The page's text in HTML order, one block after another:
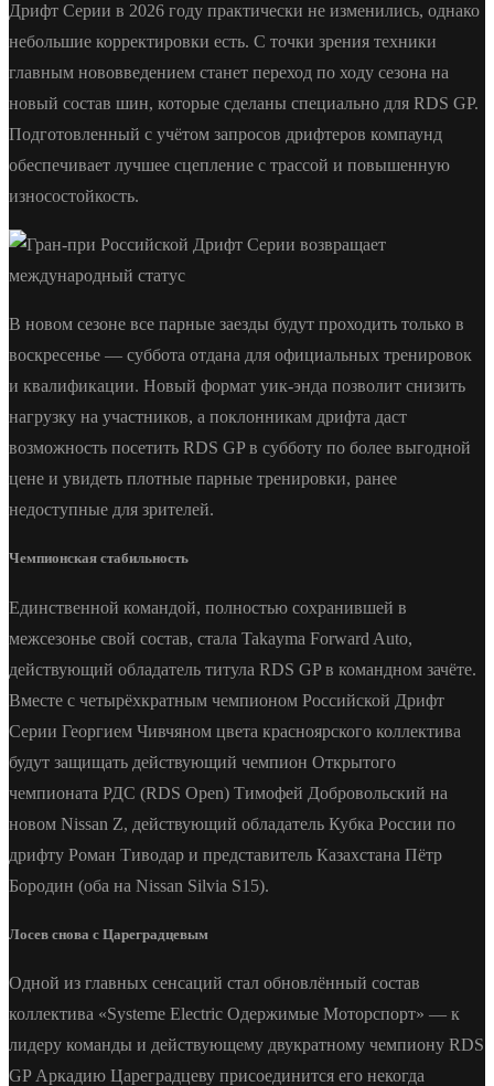
Дрифт Серии в 2026 году практически не изменились, однако
небольшие корректировки есть. С точки зрения техники
главным нововведением станет переход по ходу сезона на
новый состав шин, которые сделаны специально для RDS GP.
Подготовленный с учётом запросов дрифтеров компаунд
обеспечивает лучшее сцепление с трассой и повышенную
износостойкость.
В новом сезоне все парные заезды будут проходить только в
воскресенье — суббота отдана для официальных тренировок
и квалификации. Новый формат уик-энда позволит снизить
нагрузку на участников, а поклонникам дрифта даст
возможность посетить RDS GP в субботу по более выгодной
цене и увидеть плотные парные тренировки, ранее
недоступные для зрителей.
Чемпионская стабильность
Единственной командой, полностью сохранившей в
межсезонье свой состав, стала Takayma Forward Auto,
действующий обладатель титула RDS GP в командном зачёте.
Вместе с четырёхкратным чемпионом Российской Дрифт
Серии Георгием Чивчяном цвета красноярского коллектива
будут защищать действующий чемпион Открытого
чемпионата РДС (RDS Open) Тимофей Добровольский на
новом Nissan Z, действующий обладатель Кубка России по
дрифту Роман Тиводар и представитель Казахстана Пётр
Бородин (оба на Nissan Silvia S15).
Лосев снова с Цареградцевым
Одной из главных сенсаций стал обновлённый состав
коллектива «Systeme Electric Одержимые Моторспорт» — к
лидеру команды и действующему двукратному чемпиону RDS
GP Аркадию Цареградцеву присоединится его некогда